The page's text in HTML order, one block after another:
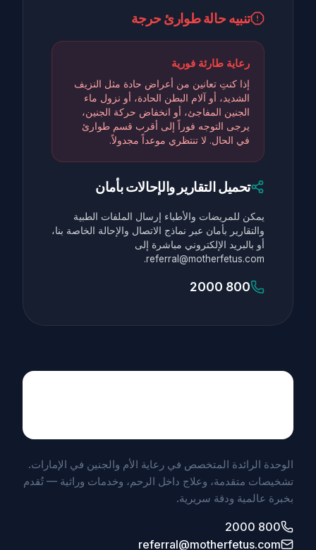
تنبيه حالة طوارئ حرجة
رعاية طارئة فورية
إذا كنتِ تعانين من أعراض حادة مثل النزيف
الشديد، أو آلام البطن الحادة، أو نزول ماء
الجنين المفاجئ، أو انخفاض حركة الجنين،
يرجى التوجه فوراً إلى أقرب قسم طوارئ
في الحال. لا تنتظري موعداً مجدولاً.
تحميل التقارير والإحالات بأمان
يمكن للمريضات والأطباء إرسال الملفات الطبية
والتقارير بأمان عبر نماذج الاتصال والإحالة الخاصة بنا،
أو بالبريد الإلكتروني مباشرة إلى
referral@motherfetus.com.
800 2000
الوحدة الرائدة المتخصص في رعاية الأم والجنين في الإمارات.
تشخيصات متقدمة، وعلاج داخل الرحم، وخدمات وراثية — تُقدم
بخبرة عالمية ودقة سريرية.
800 2000
referral@motherfetus.com